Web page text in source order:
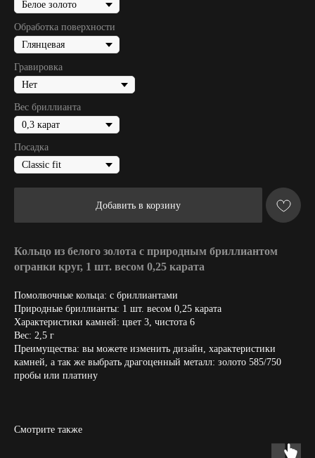
Обработка поверхности
Гравировка
Вес бриллианта
Посадка
Добавить в корзину
Кольцо из белого золота с природным бриллиантом
огранки круг, 1 шт. весом 0,25 карата
Помолвочные кольца: с бриллиантами
Природные бриллианты: 1 шт. весом 0,25 карата
Характеристики камней: цвет 3, чистота 6
Вес: 2,5 г
Преимущества: вы можете изменить дизайн, характеристики
камней, а так же выбрать драгоценный металл: золото 585/750
пробы или платину
Смотрите также